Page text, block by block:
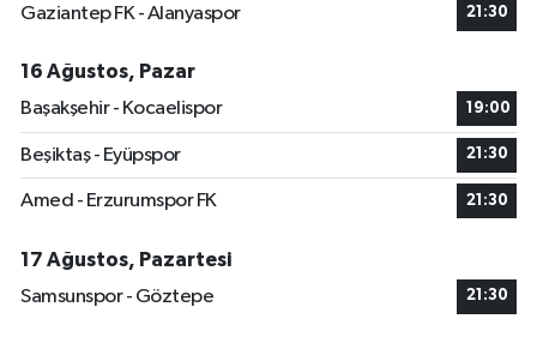
Gaziantep FK - Alanyaspor 21:30
16 Ağustos, Pazar
Başakşehir - Kocaelispor
19:00
Beşiktaş - Eyüpspor 21:30
Amed - Erzurumspor FK 21:30
17 Ağustos, Pazartesi
Samsunspor - Göztepe
21:30